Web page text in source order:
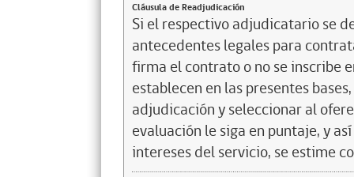
Cláusula de Readjudicación
Si el respectivo adjudicatario se
antecedentes legales para
firma el contrato o no se inscribe
establecen en las presentes
adjudicación y seleccionar al
evaluación le siga en puntaje, y
intereses del servicio, se estime